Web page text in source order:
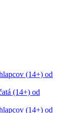
(14+) od
(14+) od
(14+) od